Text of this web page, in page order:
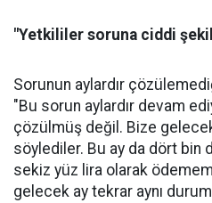
"Yetkililer soruna ciddi
Sorunun aylardır
"Bu sorun aylardır devam
çözülmüş değil. Bize
söylediler. Bu ay da dört bin
sekiz yüz lira olarak
gelecek ay tekrar aynı